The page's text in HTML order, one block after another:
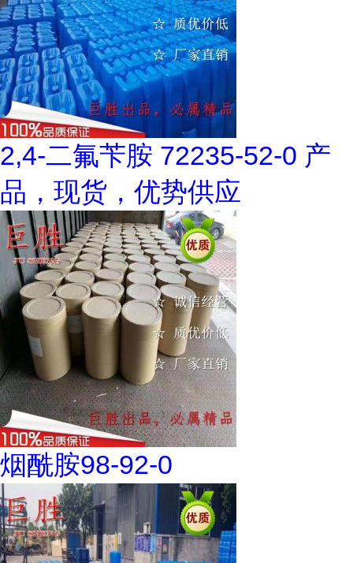
2,4-二氟苄胺 72235-52-0 产
品，现货，优势供应
烟酰胺98-92-0